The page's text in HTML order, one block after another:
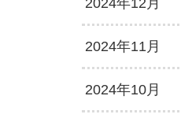
2024年12月
2024年11月
2024年10月